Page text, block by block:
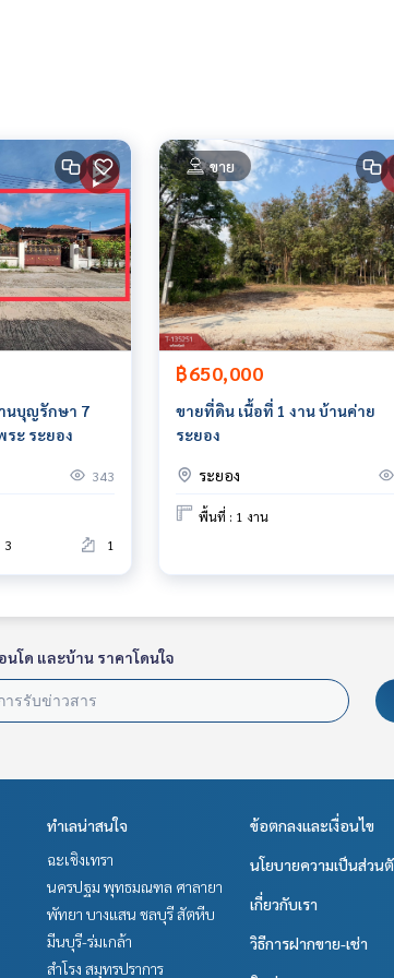
นบุญรักษา 7
ระ ระยอง
343
3 1
ขาย
฿650,000
ขายที่ดิน เนื้อที่ 1 งาน บ้านค่าย
ระยอง
ระยอง
พื้นที่ : 1 งาน
โด และบ้าน ราคาโดนใจ
ทำเลน่าสนใจ
ฉะเชิงเทรา
นครปฐม พุทธมณฑล ศาลายา
พัทยา บางแสน ชลบุรี สัตหีบ
มีนบุรี-ร่มเกล้า
สำโรง สมุทรปราการ
ข้อตกลงและเงื่อนไข
นโยบายความเป็นส่วน
เกี่ยวกับเรา
วิธีการฝากขาย-เช่า